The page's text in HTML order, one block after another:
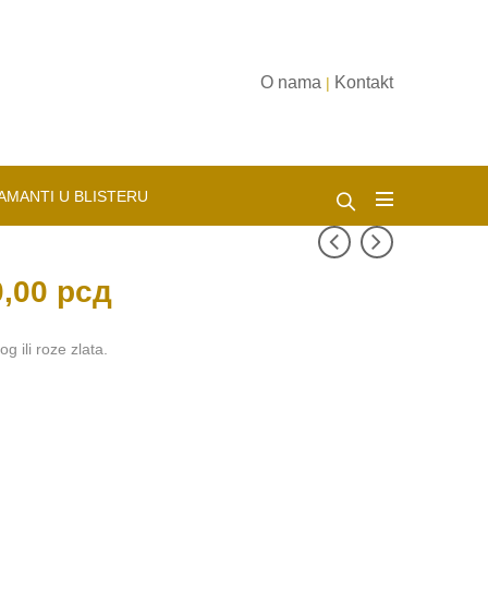
O nama | Kontakt
U BLISTERU
рсдcena
je:
ili roze zlata.